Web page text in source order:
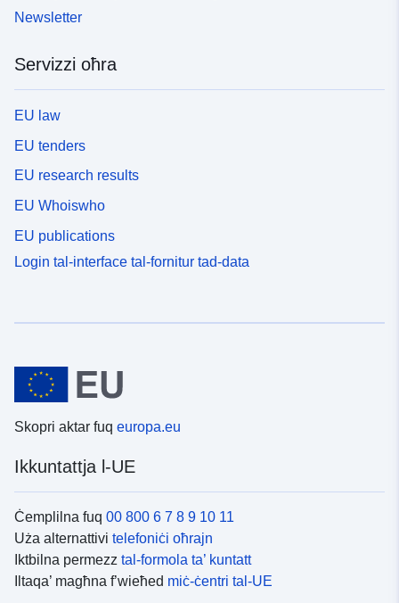
Newsletter
Servizzi oħra
EU law
EU tenders
EU research results
EU Whoiswho
EU publications
Login tal-interface tal-fornitur tad-data
Skopri aktar fuq europa.eu
Ikkuntattja l-UE
Ċemplilna fuq 00 800 6 7 8 9 10 11
Uża alternattivi telefoniċi oħrajn
Iktbilna permezz tal-formola ta’ kuntatt
Iltaqa’ magħna f’wieħed miċ-ċentri tal-UE